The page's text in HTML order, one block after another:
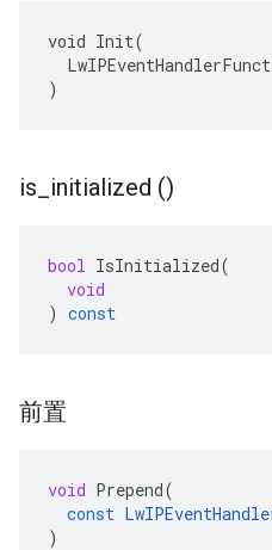
void Init(
)
is initialized ()
bool IsInitialized(
void
) const
前置
void Prepend(
const
)